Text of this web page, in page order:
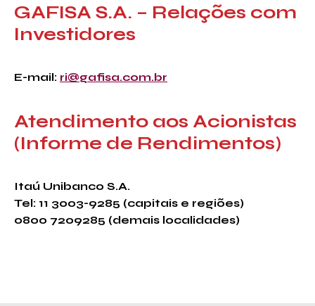
GAFISA S.A. – Relações com
Investidores
E-mail: ri@gafisa.com.br
Atendimento aos Acionistas
(Informe de Rendimentos)
Itaú Unibanco S.A.
Tel: 11 3003-9285 (capitais e regiões)
0800 7209285 (demais localidades)